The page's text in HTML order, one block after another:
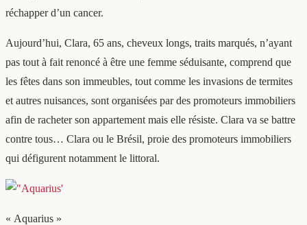
réchapper d’un cancer.
Aujourd’hui, Clara, 65 ans, cheveux longs, traits marqués, n’ayant
pas tout à fait renoncé à être une femme séduisante, comprend que
les fêtes dans son immeubles, tout comme les invasions de termites
et autres nuisances, sont organisées par des promoteurs immobiliers
afin de racheter son appartement mais elle résiste. Clara va se battre
contre tous… Clara ou le Brésil, proie des promoteurs immobiliers
qui défigurent notamment le littoral.
« Aquarius »